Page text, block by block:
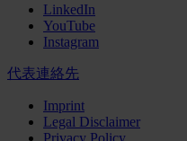
LinkedIn
YouTube
Instagram
代表連絡先
Imprint
Legal Disclaimer
Privacy Policy